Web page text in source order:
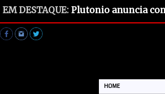
EM DESTAQUE: Plutonio anuncia
HOME